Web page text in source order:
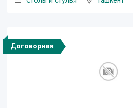
Договорная